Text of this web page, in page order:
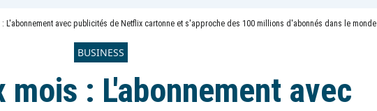
: L'abonnement avec publicités de Netflix cartonne et s'approche des 100 millions d'abonnés dans le monde
BUSINESS
mois : L'abonnement avec